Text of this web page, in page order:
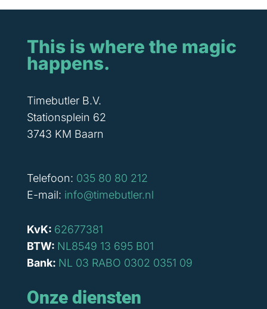
This is where the magic
happens.
Timebutler B.V.
Stationsplein 62
3743 KM Baarn
Telefoon: 035 80 80 212
E-mail: info@timebutler.nl
KvK: 62677381
BTW: NL8549 13 695 B01
Bank: NL 03 RABO 0302 0351 09
Onze diensten